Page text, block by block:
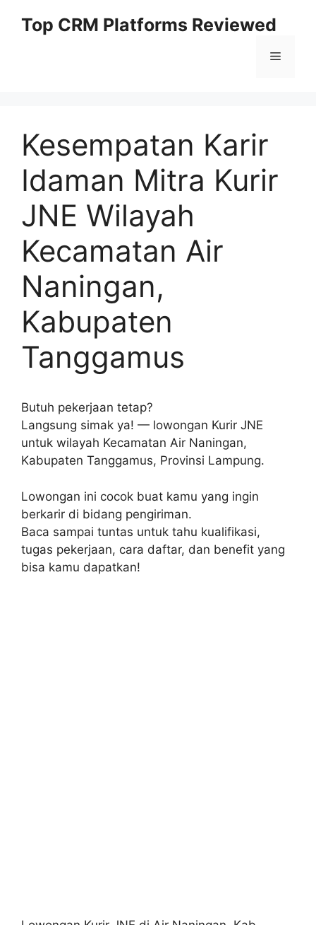
Top CRM Platforms Reviewed
Menu
Kesempatan Karir
Idaman Mitra Kurir
JNE Wilayah
Kecamatan Air
Naningan,
Kabupaten
Tanggamus
Butuh pekerjaan tetap?
Langsung simak ya! — lowongan Kurir JNE
untuk wilayah Kecamatan Air Naningan,
Kabupaten Tanggamus, Provinsi Lampung.
Lowongan ini cocok buat kamu yang ingin
berkarir di bidang pengiriman.
Baca sampai tuntas untuk tahu kualifikasi,
tugas pekerjaan, cara daftar, dan benefit yang
bisa kamu dapatkan!